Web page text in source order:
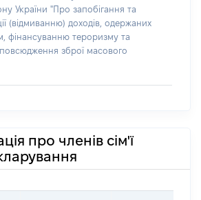
України "Про запобігання та
(відмиванню) доходів, одержаних
фінансуванню тероризму та
зброї масового
про членів сім'ї